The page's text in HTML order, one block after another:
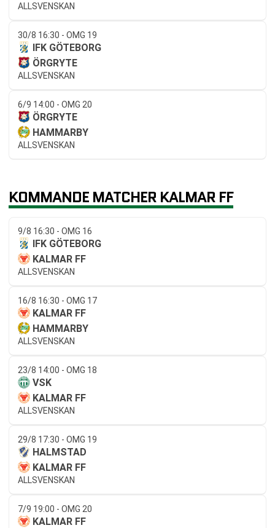
ALLSVENSKAN
30/8 16:30 - OMG 19
IFK GÖTEBORG
ÖRGRYTE
ALLSVENSKAN
6/9 14:00 - OMG 20
ÖRGRYTE
HAMMARBY
ALLSVENSKAN
KOMMANDE MATCHER KALMAR FF
9/8 16:30 - OMG 16
IFK GÖTEBORG
KALMAR FF
ALLSVENSKAN
16/8 16:30 - OMG 17
KALMAR FF
HAMMARBY
ALLSVENSKAN
23/8 14:00 - OMG 18
VSK
KALMAR FF
ALLSVENSKAN
29/8 17:30 - OMG 19
HALMSTAD
KALMAR FF
ALLSVENSKAN
7/9 19:00 - OMG 20
KALMAR FF